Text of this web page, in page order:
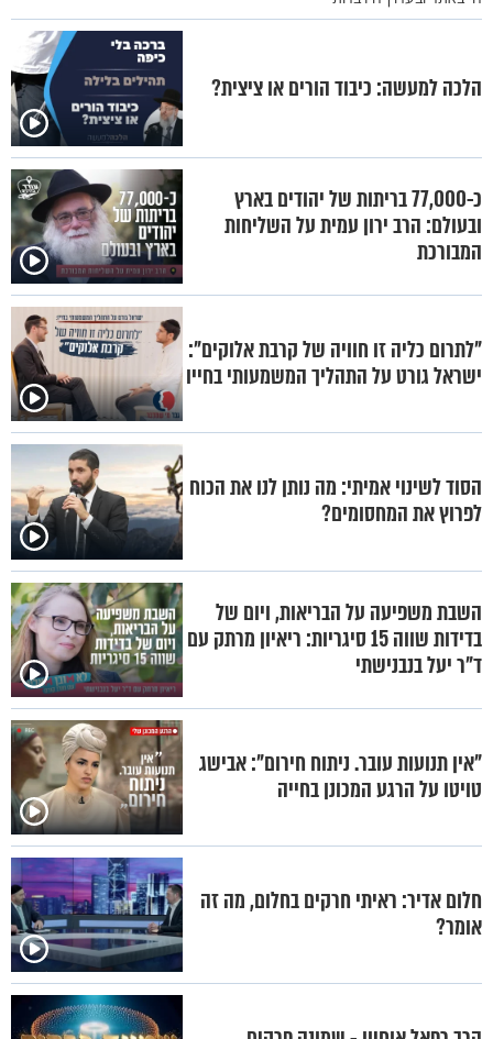
הלכה למעשה: כיבוד הורים או ציצית?
כ-77,000 בריתות של יהודים בארץ
ובעולם: הרב ירון עמית על השליחות
המבורכת
"לתרום כליה זו חוויה של קרבת אלוקים":
ישראל גורט על התהליך המשמעותי בחייו
הסוד לשינוי אמיתי: מה נותן לנו את הכוח
לפרוץ את המחסומים?
השבת משפיעה על הבריאות, ויום של
בדידות שווה 15 סיגריות: ריאיון מרתק עם
ד"ר יעל בנבנישתי
"אין תנועות עובר. ניתוח חירום": אבישג
טויטו על הרגע המכונן בחייה
חלום אדיר: ראיתי חרקים בחלום, מה זה
אומר?